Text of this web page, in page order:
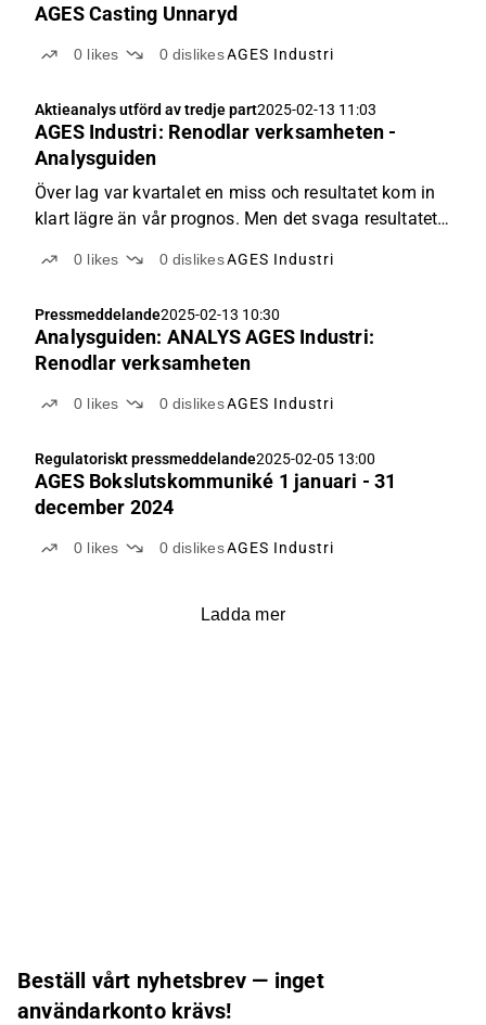
AGES Casting Unnaryd
0 likes 0 dislikesAGES Industri
Aktieanalys utförd av tredje part2025-02-13 11:03
AGES Industri: Renodlar verksamheten -
Analysguiden
Över lag var kvartalet en miss och resultatet kom in
klart lägre än vår prognos. Men det svaga resultatet
Unnaryd. En renodling är positivt och stärker
vi ...
0 likes 0 dislikesAGES Industri
Pressmeddelande2025-02-13 10:30
Analysguiden: ANALYS AGES Industri:
Renodlar verksamheten
0 likes 0 dislikesAGES Industri
Regulatoriskt pressmeddelande2025-02-05 13:00
AGES Bokslutskommuniké 1 januari - 31
december 2024
0 likes 0 dislikesAGES Industri
Ladda mer
Beställ vårt nyhetsbrev — inget
användarkonto krävs!